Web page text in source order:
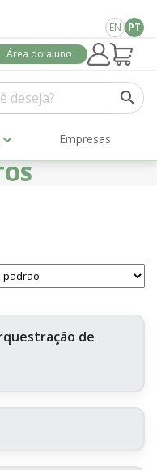
EN PT
Área do aluno
Empresas
de